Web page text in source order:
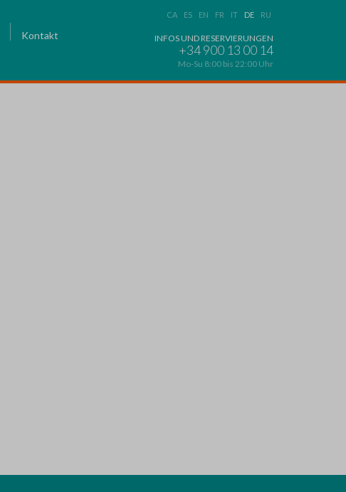
Kontakt
CA ES EN FR IT DE RU
INFOS UND RESERVIERUNGEN
+34 900 13 00 14
Mo-Su 8:00 bis 22:00 Uhr